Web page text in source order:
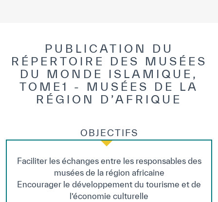
PUBLICATION DU
RÉPERTOIRE DES MUSÉES
DU MONDE ISLAMIQUE,
TOME1 - MUSÉES DE LA
RÉGION D’AFRIQUE
OBJECTIFS
Faciliter les échanges entre les responsables des
musées de la région africaine
Encourager le développement du tourisme et de
l’économie culturelle